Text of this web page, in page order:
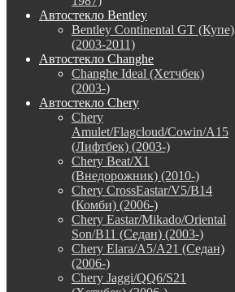
Автостекло Bentley
Bentley Continental GT (Купе)
(2003-2011)
Автостекло Changhe
Changhe Ideal (Хетчбек)
(2003-)
Автостекло Chery
Chery
Amulet/Flagcloud/Cowin/A15
(Лифтбек) (2003-)
Chery Beat/X1
(Внедорожник) (2010-)
Chery CrossEastar/V5/B14
(Комби) (2006-)
Chery Eastar/Mikado/Oriental
Son/B11 (Седан) (2003-)
Chery Elara/A5/A21 (Седан)
(2006-)
Chery Jaggi/QQ6/S21